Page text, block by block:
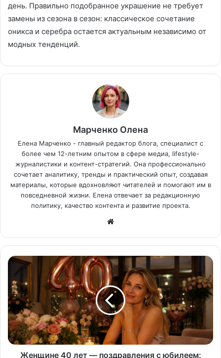
день. Правильно подобранное украшение не требует
замены из сезона в сезон: классическое сочетание
оникса и серебра остается актуальным независимо от
модных тенденций.
Марченко Олена
Елена Марченко - главный редактор блога, специалист с
более чем 12-летним опытом в сфере медиа, lifestyle-
журналистики и контент-стратегий. Она профессионально
сочетает аналитику, тренды и практический опыт, создавая
материалы, которые вдохновляют читателей и помогают им в
повседневной жизни. Елена отвечает за редакционную
политику, качество контента и развитие проекта.
Женщине 40 лет — поздравления с юбилеем: